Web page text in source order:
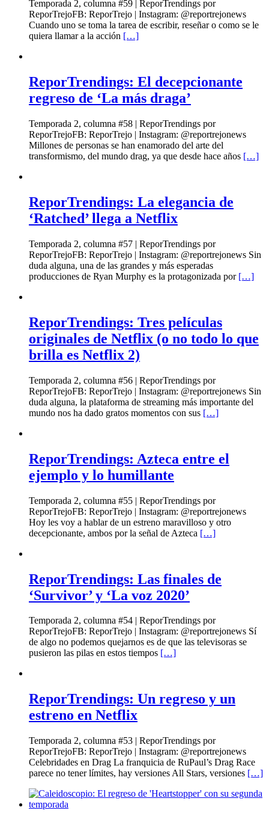
Temporada 2, columna #59 | ReporTrendings por
ReporTrejoFB: ReporTrejo | Instagram: @reportrejonews
Cuando uno se toma la tarea de escribir, reseñar o como se le
quiera llamar a la acción […]
ReporTrendings: El decepcionante
regreso de ‘La más draga’
Temporada 2, columna #58 | ReporTrendings por
ReporTrejoFB: ReporTrejo | Instagram: @reportrejonews
Millones de personas se han enamorado del arte del
transformismo, del mundo drag, ya que desde hace años […]
ReporTrendings: La elegancia de
‘Ratched’ llega a Netflix
Temporada 2, columna #57 | ReporTrendings por
ReporTrejoFB: ReporTrejo | Instagram: @reportrejonews Sin
duda alguna, una de las grandes y más esperadas
producciones de Ryan Murphy es la protagonizada por […]
ReporTrendings: Tres películas
originales de Netflix (o no todo lo que
brilla es Netflix 2)
Temporada 2, columna #56 | ReporTrendings por
ReporTrejoFB: ReporTrejo | Instagram: @reportrejonews Sin
duda alguna, la plataforma de streaming más importante del
mundo nos ha dado gratos momentos con sus […]
ReporTrendings: Azteca entre el
ejemplo y lo humillante
Temporada 2, columna #55 | ReporTrendings por
ReporTrejoFB: ReporTrejo | Instagram: @reportrejonews
Hoy les voy a hablar de un estreno maravilloso y otro
decepcionante, ambos por la señal de Azteca […]
ReporTrendings: Las finales de
‘Survivor’ y ‘La voz 2020’
Temporada 2, columna #54 | ReporTrendings por
ReporTrejoFB: ReporTrejo | Instagram: @reportrejonews Sí
de algo no podemos quejarnos es de que las televisoras se
pusieron las pilas en estos tiempos […]
ReporTrendings: Un regreso y un
estreno en Netflix
Temporada 2, columna #53 | ReporTrendings por
ReporTrejoFB: ReporTrejo | Instagram: @reportrejonews
Celebridades en Drag La franquicia de RuPaul’s Drag Race
parece no tener límites, hay versiones All Stars, versiones […]